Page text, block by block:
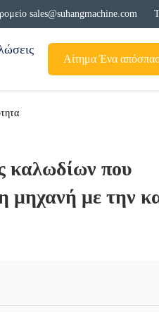
sales@suhangmachine.com
Αίτημα Ένα
καλωδίων που
μηχανή με την